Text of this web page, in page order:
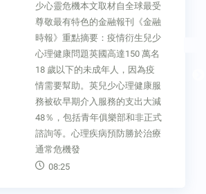
少心靈危機本文取材自全球最受
尊敬最有特色的金融報刊《金融
時報》重點摘要：疫情衍生兒少
心理健康問題英國高達150 萬名
18 歲以下的未成年人，因為疫
情需要幫助。英兒少心理健康服
務被砍早期介入服務的支出大減
48％，包括青年俱樂部和非正式
諮詢等。心理疾病預防勝於治療
通常危機發
08:25